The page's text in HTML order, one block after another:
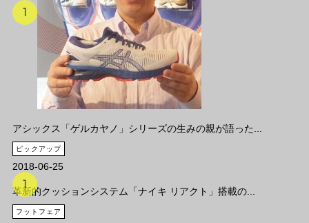
アシックス「ゲルカヤノ」シリーズの生みの親が語った...
ピックアップ
2018-06-25
革新的クッションシステム「ナイキ リアクト」搭載の...
フットフェア